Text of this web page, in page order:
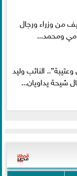
من وزراء ورجال
ومحمد...
النائب وليد
شيحة يداويان...